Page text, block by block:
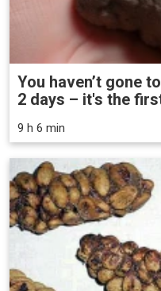
You haven’t gone
2 days – it's the
9 h 6 min